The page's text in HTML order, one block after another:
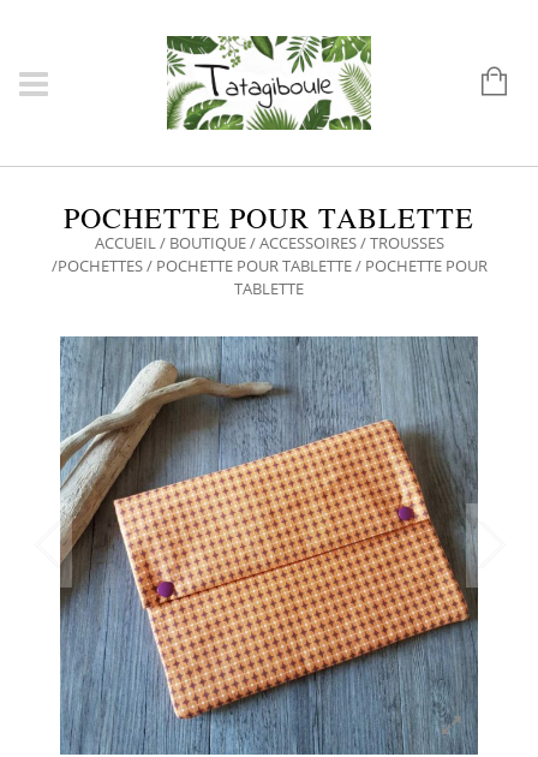
POCHETTE POUR TABLETTE
ACCUEIL/ BOUTIQUE/ACCESSOIRES/TROUSSES
/POCHETTES/ POCHETTE POUR TABLETTE/ POCHETTE POUR
TABLETTE